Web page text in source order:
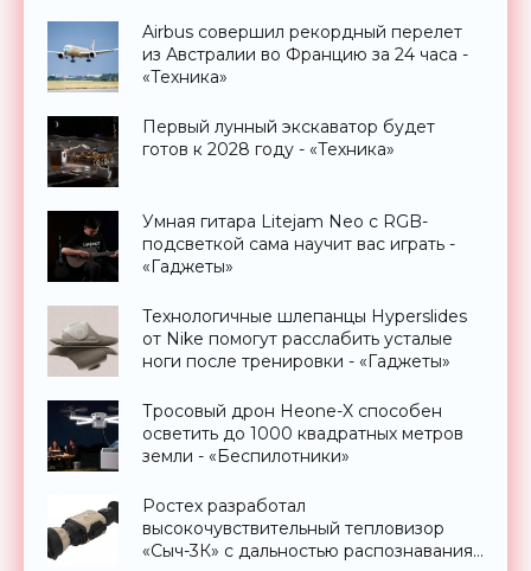
Airbus совершил рекордный перелет
из Австралии во Францию за 24 часа -
«Техника»
Первый лунный экскаватор будет
готов к 2028 году - «Техника»
Умная гитара Litejam Neo с RGB-
подсветкой сама научит вас играть -
«Гаджеты»
Технологичные шлепанцы Hyperslides
от Nike помогут расслабить усталые
ноги после тренировки - «Гаджеты»
Тросовый дрон Heone-X способен
осветить до 1000 квадратных метров
земли - «Беспилотники»
Ростех разработал
высокочувствительный тепловизор
«Сыч-3К» с дальностью распознавания